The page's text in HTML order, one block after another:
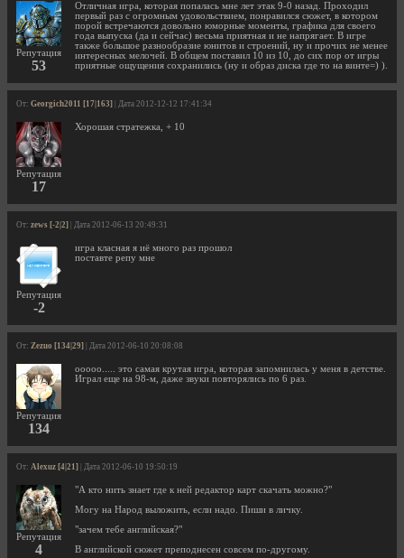
Репутация
53
Отличная игра, которая попалась мне лет этак 9-0 назад. Проходил
первый раз с огромным удовольствием, понравился сюжет, в котором
порой встречаются довольно юморные моменты, графика для своего
года выпуска (да и сейчас) весьма приятная и не напрягает. В игре
также большое разнообразие юнитов и строений, ну и прочих не менее
интересных мелочей. В общем поставил 10 из 10, до сих пор от игры
приятные ощущения сохранились (ну и образ диска где то на винте=) ).
От: Georgich2011 [17|163] | Дата 2012-12-12 17:41:34
Репутация
17
Хорошая стратежка, + 10
От: zews [-2|2] | Дата 2012-06-13 20:49:31
Репутация
-2
игра класная я иё много раз прошол
поставте репу мне
От: Zezuo [134|29] | Дата 2012-06-10 20:08:08
Репутация
134
ооооо..... это самая крутая игра, которая запомнилась у меня в детстве.
Играл еще на 98-м, даже звуки повторялись по 6 раз.
От: Alexuz [4|21] | Дата 2012-06-10 19:50:19
Репутация
4
"А кто нить знает где к ней редактор карт скачать можно?"
Могу на Народ выложить, если надо. Пиши в личку.
"зачем тебе английская?"
В английской сюжет преподнесен совсем по-другому.